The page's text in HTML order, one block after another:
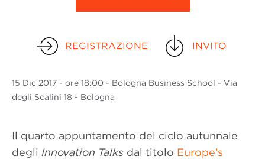
15 Dic 2017 - ore 18:00 - Bologna Business School - Via
degli Scalini 18 - Bologna
REGISTRAZIONE INVITO
Il quarto appuntamento del ciclo autunnale
degli Innovation Talks dal titolo Europe’s